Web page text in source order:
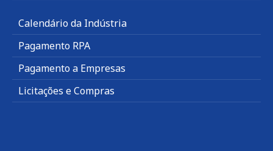
Calendário da Indústria
Pagamento RPA
Pagamento a Empresas
Licitações e Compras